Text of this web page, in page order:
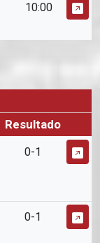
10:00
Resultado
0-1
0-1